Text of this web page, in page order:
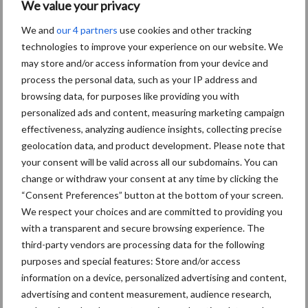
We value your privacy
We and our 4 partners use cookies and other tracking
technologies to improve your experience on our website. We
may store and/or access information from your device and
process the personal data, such as your IP address and
browsing data, for purposes like providing you with
personalized ads and content, measuring marketing campaign
effectiveness, analyzing audience insights, collecting precise
geolocation data, and product development. Please note that
your consent will be valid across all our subdomains. You can
change or withdraw your consent at any time by clicking the
“Consent Preferences” button at the bottom of your screen.
We respect your choices and are committed to providing you
with a transparent and secure browsing experience. The
third-party vendors are processing data for the following
purposes and special features: Store and/or access
information on a device, personalized advertising and content,
advertising and content measurement, audience research,
Primaire
Recent nieuws Partner nieuws
Diergezondheid Bemesting Fokkerij
Mastitis Hittestress
Toon meer